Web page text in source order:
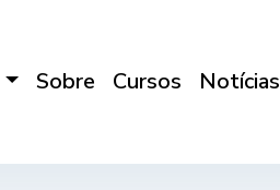
Sobre Cursos Notícias